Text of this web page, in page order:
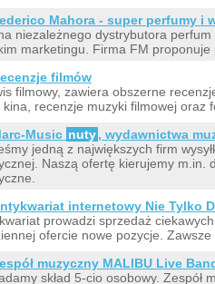
Mahora - super perfumy i
niezależnego dystrybutora
marketingu. Firma FM
filmów
filmowy, zawiera obszerne
kina, recenzje muzyki filmowej oraz
Music nuty, wydawnictwa
jedną z największych firm
Naszą ofertę kierujemy m.in.
internetowy Nie Tylko
prowadzi sprzedaż
ofercie nowe pozycje.
muzyczny MALIBU Live
skład 5-cio osobowy. Zespół